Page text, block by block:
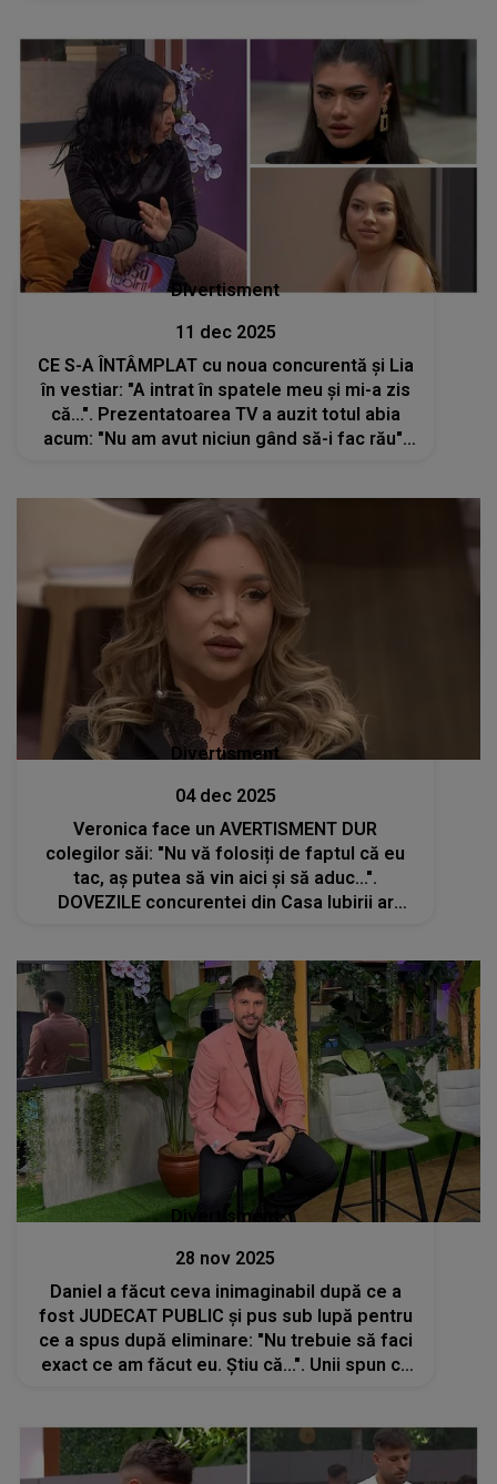
Divertisment
11 dec 2025
CE S-A ÎNTÂMPLAT cu noua concurentă și Lia
în vestiar: "A intrat în spatele meu și mi-a zis
că...". Prezentatoarea TV a auzit totul abia
acum: "Nu am avut niciun gând să-i fac rău".
Divertisment
04 dec 2025
Veronica face un AVERTISMENT DUR
colegilor săi: "Nu vă folosiți de faptul că eu
tac, aș putea să vin aici și să aduc...".
DOVEZILE concurentei din Casa Iubirii ar
Divertisment
28 nov 2025
Daniel a făcut ceva inimaginabil după ce a
fost JUDECAT PUBLIC și pus sub lupă pentru
ce a spus după eliminare: "Nu trebuie să faci
exact ce am făcut eu. Știu că...". Unii spun că